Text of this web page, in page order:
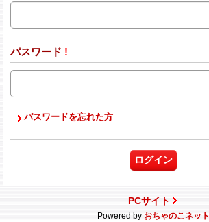
パスワード !
パスワードを忘れた方
PCサイト
Powered by おちゃのこネット